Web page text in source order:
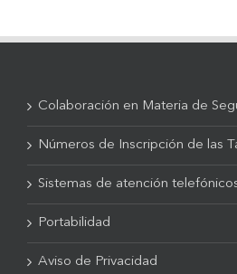
Colaboración en Materia de
Números de Inscripción de las
Sistemas de atención
Portabilidad
Aviso de Privacidad